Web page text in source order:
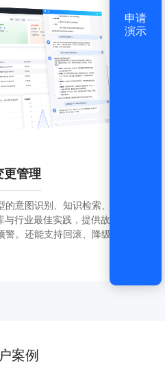
更管理
意图识别、知识检索、工具调
行业最佳实践，提供故障根因
。还能支持回滚、降级等复杂
案例
申请
演示